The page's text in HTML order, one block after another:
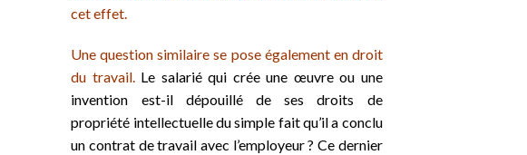
cet effet.
Une question similaire se pose également en droit
du travail.Le salarié qui crée une œuvre ou une
invention est-il dépouillé de ses droits de
propriété intellectuelle du simple fait qu’il a conclu
un contrat de travail avec l’employeur ? Ce dernier